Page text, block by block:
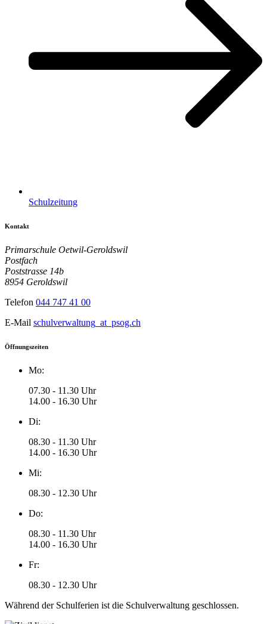
Schulzeitung
Kontakt
Primarschule Oetwil-Geroldswil
Postfach
Poststrasse 14b
8954 Geroldswil
Telefon 044 747 41 00
E-Mail schulverwaltung _at_ psog.ch
Öffnungszeiten
Mo:
07.30 - 11.30 Uhr
14.00 - 16.30 Uhr
Di:
08.30 - 11.30 Uhr
14.00 - 16.30 Uhr
Mi:
08.30 - 12.30 Uhr
Do:
08.30 - 11.30 Uhr
14.00 - 16.30 Uhr
Fr:
08.30 - 12.30 Uhr
Während der Schulferien ist die Schulverwaltung geschlossen.